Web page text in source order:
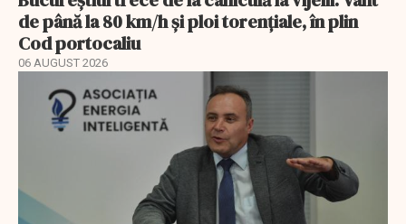
de până la 80 km/h și ploi torențiale, în plin
Cod portocaliu
06 AUGUST 2026